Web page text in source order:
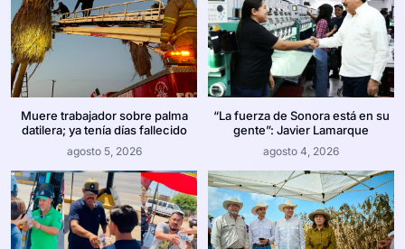
Muere trabajador sobre palma
datilera; ya tenía días fallecido
agosto 5, 2026
“La fuerza de Sonora está en su
gente”: Javier Lamarque
agosto 4, 2026